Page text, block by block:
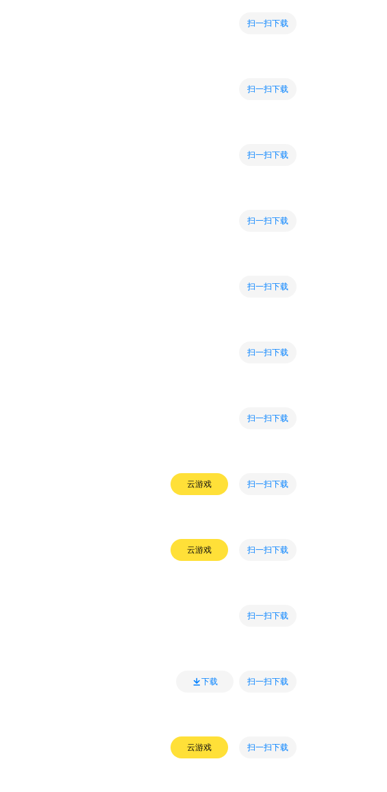
扫一扫下载
扫一扫下载
扫一扫下载
扫一扫下载
扫一扫下载
扫一扫下载
扫一扫下载
云游戏 扫一扫下载
云游戏 扫一扫下载
扫一扫下载
下载 扫一扫下载
云游戏 扫一扫下载